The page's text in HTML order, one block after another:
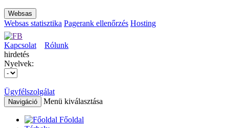
Websas
Websas statisztika Pagerank ellenőrzés Hosting
Kapcsolat
Rólunk
hirdetés
Nyelvek:
Ügyfélszolgálat
Navigáció Menü kiválasztása
Főoldal